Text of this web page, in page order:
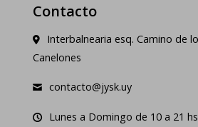
Contacto
Interbalnearia esq. Camino de
Canelones
contacto@jysk.uy
Lunes a Domingo de 10 a 21